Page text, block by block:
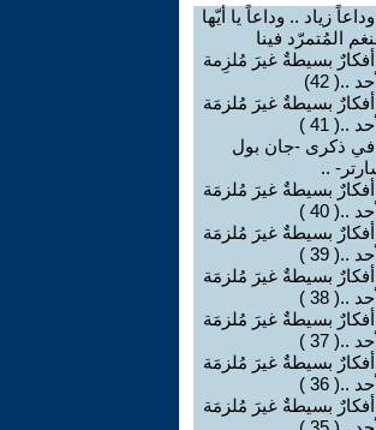
وداعاً زياد .. وداعاً يا أيّها
المُتمرّد فينا
أفكارٌ بسيطةٌ غيرَ مُلزِمة
..( 42)
أفكارٌ بسيطةٌ غيرَ مُلزمَة
..( 41 )
في ذكرى -جان بول
..
أفكارٌ بسيطةٌ غيرَ مُلزمَة
..( 40 )
أفكارٌ بسيطةٌ غيرَ مُلزمَة
..( 39 )
أفكارٌ بسيطةٌ غيرَ مُلزمَة
..( 38 )
أفكارٌ بسيطةٌ غيرَ مُلزمَة
..( 37 )
أفكارٌ بسيطةٌ غيرَ مُلزمَة
..( 36 )
أفكارٌ بسيطةٌ غيرَ مُلزمَة